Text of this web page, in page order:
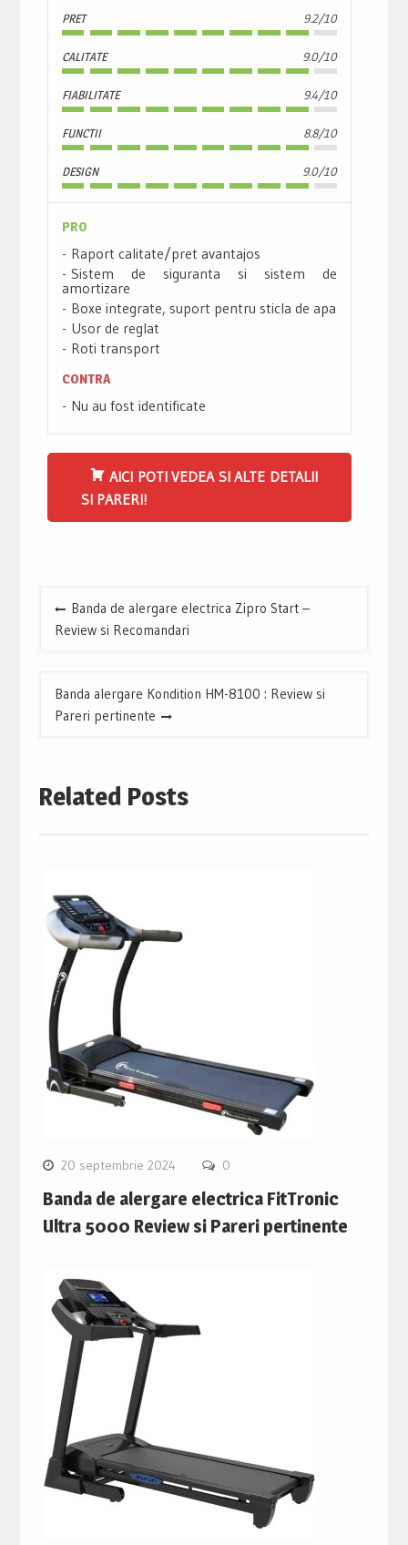
PRET 9.2/10
CALITATE 9.0/10
FIABILITATE 9.4/10
FUNCTII 8.8/10
DESIGN 9.0/10
PRO
Raport calitate/pret avantajos
Sistem de siguranta si sistem de
amortizare
Boxe integrate, suport pentru sticla de apa
Usor de reglat
Roti transport
CONTRA
Nu au fost identificate
AICI POTI VEDEA SI ALTE DETALII
SI PARERI!
NavigareBanda de alergare electrica Zipro Start –
Review si Recomandari
Banda alergare Kondition HM-8100 : Review si
Pareri pertinente
Related Posts
20 septembrie 2024 0
Banda de alergare electrica FitTronic
Ultra 5000 Review si Pareri pertinente